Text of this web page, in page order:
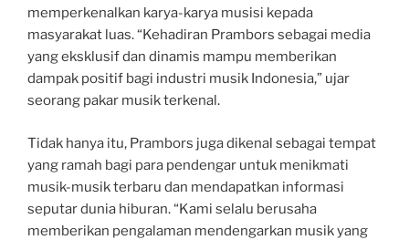
memperkenalkan karya-karya musisi kepada
masyarakat luas. “Kehadiran Prambors sebagai media
yang eksklusif dan dinamis mampu memberikan
dampak positif bagi industri musik Indonesia,” ujar
seorang pakar musik terkenal.
Tidak hanya itu, Prambors juga dikenal sebagai tempat
yang ramah bagi para pendengar untuk menikmati
musik-musik terbaru dan mendapatkan informasi
seputar dunia hiburan. “Kami selalu berusaha
memberikan pengalaman mendengarkan musik yang